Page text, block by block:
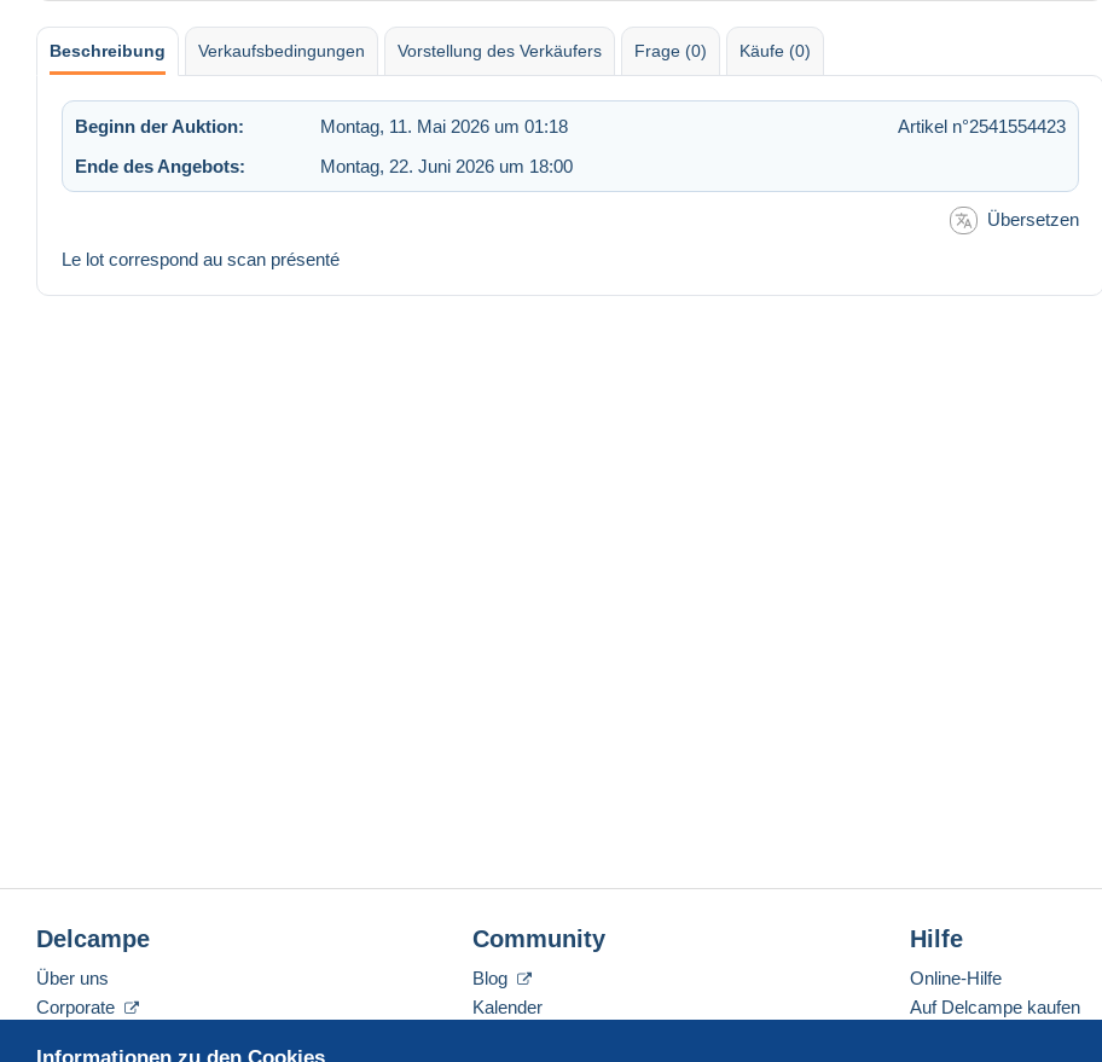
Beschreibung Verkaufsbedingungen Vorstellung des Verkäufers Frage (0) Käufe (0)
Beginn der Auktion: Montag, 11. Mai 2026 um 01:18
Artikel n°2541554423
Ende des Angebots:
Montag, 22. Juni 2026 um 18:00
Übersetzen
Le lot correspond au scan présenté
Delcampe
Über uns
Corporate
Community
Blog
Kalender
Hilfe
Online-Hilfe
Auf Delcampe kaufen